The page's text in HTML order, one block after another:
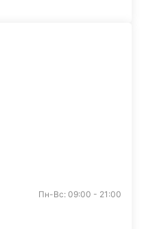
Пн-Вс: 09:00 - 21:00